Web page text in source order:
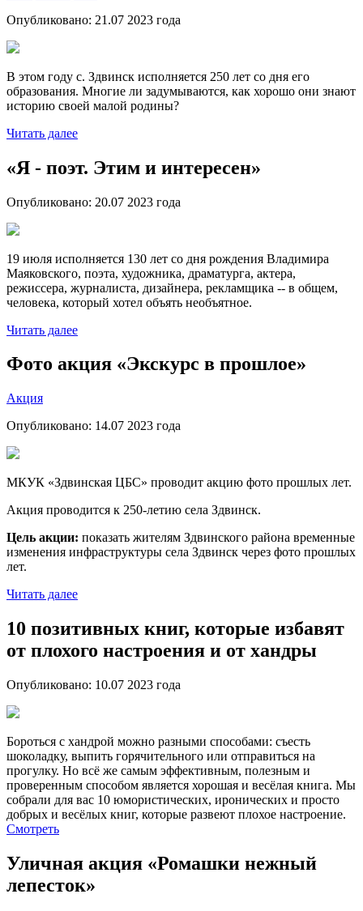
Опубликовано: 21.07 2023 года
В этом году с. Здвинск исполняется 250 лет со дня его
образования. Многие ли задумываются, как хорошо они знают
историю своей малой родины?
Читать далее
«Я - поэт. Этим и интересен»
Опубликовано: 20.07 2023 года
19 июля исполняется 130 лет со дня рождения Владимира
Маяковского, поэта, художника, драматурга, актера,
режиссера, журналиста, дизайнера, рекламщика -- в общем,
человека, который хотел объять необъятное.
Читать далее
Фото акция «Экскурс в прошлое»
Акция
Опубликовано: 14.07 2023 года
МКУК «Здвинская ЦБС» проводит акцию фото прошлых лет.
Акция проводится к 250-летию села Здвинск.
Цель акции: показать жителям Здвинского района временные
изменения инфраструктуры села Здвинск через фото прошлых
лет.
Читать далее
10 позитивных книг, которые избавят
от плохого настроения и от хандры
Опубликовано: 10.07 2023 года
Бороться с хандрой можно разными способами: съесть
шоколадку, выпить горячительного или отправиться на
прогулку. Но всё же самым эффективным, полезным и
проверенным способом является хорошая и весёлая книга. Мы
собрали для вас 10 юмористических, иронических и просто
добрых и весёлых книг, которые развеют плохое настроение.
Смотреть
Уличная акция «Ромашки нежный
лепесток»